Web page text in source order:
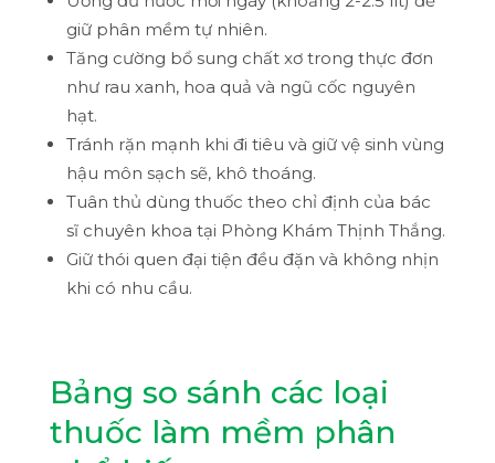
giữ phân mềm tự nhiên.
Tăng cường bổ sung chất xơ trong thực đơn
như rau xanh, hoa quả và ngũ cốc nguyên
hạt.
Tránh rặn mạnh khi đi tiêu và giữ vệ sinh vùng
hậu môn sạch sẽ, khô thoáng.
Tuân thủ dùng thuốc theo chỉ định của bác
sĩ chuyên khoa tại Phòng Khám Thịnh Thắng.
Giữ thói quen đại tiện đều đặn và không nhịn
khi có nhu cầu.
Bảng so sánh các loại
thuốc làm mềm phân